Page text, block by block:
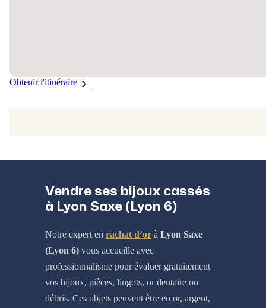
Obtenir l'itinéraire
Vendre ses bijoux cassés
à Lyon Saxe (Lyon 6)
Notre expert en rachat d’or à Lyon Saxe
(Lyon 6) vous accueille avec
professionnalisme pour évaluer gratuitement
vos bijoux, pièces, lingots, or dentaire ou
débris. Ces objets peuvent être en or, argent,